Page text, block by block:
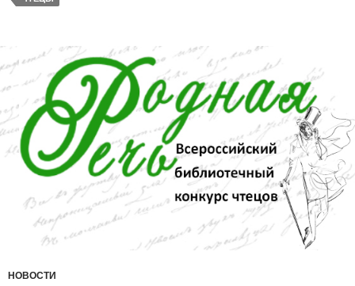
НОВОСТИ